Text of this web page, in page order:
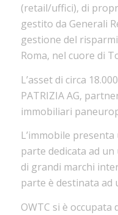
(retail/uffici), di
gestito da Generali
gestione del
Roma, nel cuore di
L’asset di circa
PATRIZIA AG,
immobiliari
L’immobile
parte dedicata ad
di grandi marchi
parte è destinata ad
OWTC si è occupata